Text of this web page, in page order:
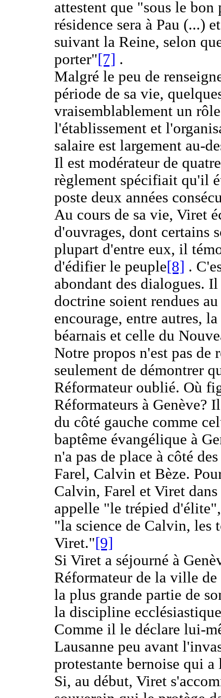
attestent que "sous le
résidence sera à Pau (...)
suivant la Reine, selon
porter"[7] .
Malgré le peu de
période de sa vie,
vraisemblablement un
l'établissement et
salaire est largement au-
Il est modérateur de
règlement spécifiait qu'il
poste deux années
Au cours de sa vie, Viret
d'ouvrages, dont certains
plupart d'entre eux, il
d'édifier le peuple[8] .
abondant des dialogues.
doctrine soient rendues
encourage, entre autres,
béarnais et celle du
Notre propos n'est pas de
seulement de démontrer
Réformateur oublié. Où
Réformateurs à Genève?
du côté gauche comme
baptême évangélique à
n'a pas de place à côté
Farel, Calvin et Bèze.
Calvin, Farel et Viret
appelle "le trépied
"la science de Calvin, les
Viret."[9]
Si Viret a séjourné à
Réformateur de la ville
la plus grande partie de
la discipline
Comme il le déclare lui-
Lausanne peu avant
protestante bernoise qui
Si, au début, Viret